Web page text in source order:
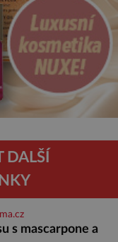
DALŠÍ
s mascarpone a